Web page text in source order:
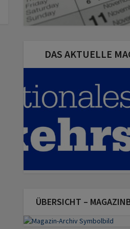
DAS AKTUELLE
ÜBERSICHT –